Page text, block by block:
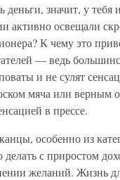
деньги, значит, у
активно освещали
К чему это
— ведь
и не сулят
мяча или верным
в прессе.
особенно из
делать с приростом
желаний. Жизнь